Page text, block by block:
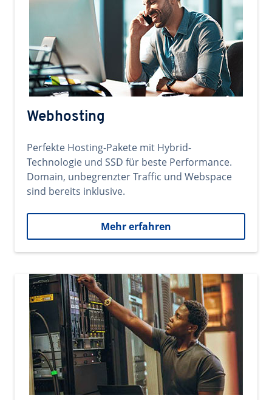
Webhosting
Perfekte Hosting-Pakete mit Hybrid-
Technologie und SSD für beste Performance.
Domain, unbegrenzter Traffic und Webspace
sind bereits inklusive.
Mehr erfahren